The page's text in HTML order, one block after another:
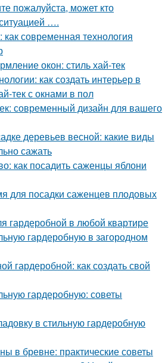
пожалуйста, может кто
….
как современная технология
окон: стиль хай-тек
как создать интерьер в
тек с окнами в пол
современный дизайн для вашего
деревьев весной: какие виды
сажать
как посадить саженцы яблони
для посадки саженцев плодовых
гардеробной в любой квартире
гардеробную в загородном
гардеробной: как создать свой
гардеробную: советы
в стильную гардеробную
в бревне: практические советы